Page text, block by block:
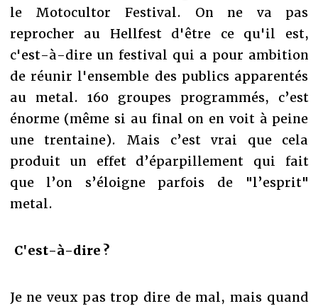
le Motocultor Festival. On ne va pas
reprocher au Hellfest d'être ce qu'il est,
c'est-à-dire un festival qui a pour ambition
de réunir l'ensemble des publics apparentés
au metal. 160 groupes programmés, c’est
énorme (même si au final on en voit à peine
une trentaine). Mais c’est vrai que cela
produit un effet d’éparpillement qui fait
que l’on s’éloigne parfois de "l’esprit"
metal.
C'est-à-dire ?
Je ne veux pas trop dire de mal, mais quand